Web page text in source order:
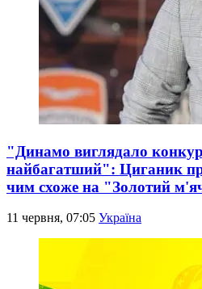
"Динамо виглядало
найбагатший": Циганик
чим схоже на "Золотий
11 червня, 07:05 Україна